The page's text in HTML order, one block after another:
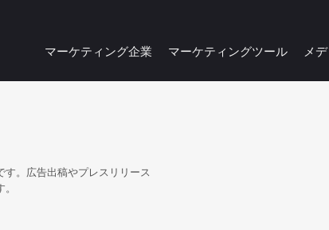
メ
マーケティングツール
マーケティング企業
。広告出稿やプレスリリース